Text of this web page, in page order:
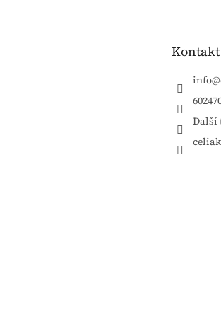
Kontakt
info@
Další